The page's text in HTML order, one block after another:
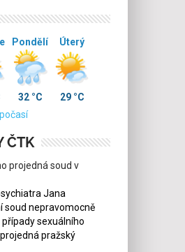
Pondělí
32 °C
Úterý
29 °C
ČTK
projedná soud v
Jana
soud nepravomocně
sexuálního
pražský